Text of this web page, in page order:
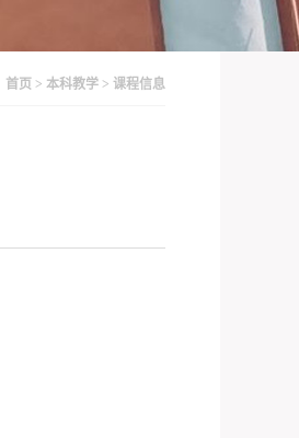
首页 > 本科教学 > 课程信息